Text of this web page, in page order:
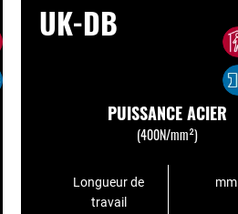
UK-DB
PUISSANCE ACIER
(400N/mm²)
Longueur de
travail
mm